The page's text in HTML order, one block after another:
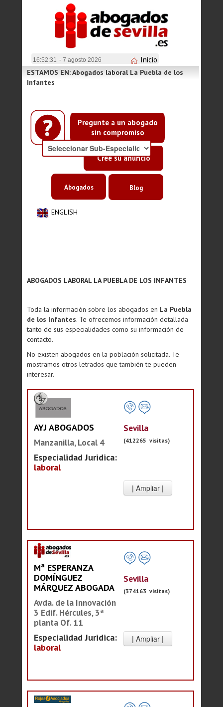
16:52:31 - 7 agosto 2026 Inicio
Pregunte a un abogado
sin compromiso
Cree su anuncio
ESTAMOS EN: Abogados laboral La Puebla de los
Infantes
ENGLISH
Abogados Blog
ABOGADOS LABORAL LA PUEBLA DE LOS INFANTES
Toda la información sobre los abogados en La Puebla
de los Infantes. Te ofrecemos información detallada
tanto de sus especialidades como su información de
contacto.
No existen abogados en la población solicitada. Te
mostramos otros letrados que también te pueden
interesar.
AYJ ABOGADOS
Manzanilla, Local 4
Especialidad Juridica:
laboral
Sevilla
(412265 visitas)
Mª ESPERANZA
DOMÍNGUEZ
MÁRQUEZ ABOGADA
Avda. de la Innovación
3 Edif. Hércules, 3ª
planta Of. 11
Especialidad Juridica:
laboral
Sevilla
(374163 visitas)